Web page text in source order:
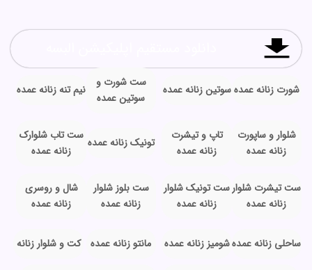
شورت زنانه عمده سوتین زنانه عمده
ست شورت و
سوتین عمده
نیم تنه زنانه عمده
شلوار و ساپورت
زنانه عمده
تاپ و تیشرت
زنانه عمده
تونیک زنانه عمده
ست تاب شلوارک
زنانه عمده
ست تیشرت شلوار
زنانه عمده
ست تونیک شلوار
زنانه عمده
ست بلوز شلوار
زنانه عمده
شال و روسری
زنانه عمده
ساحلی زنانه عمدهشومیز زنانه عمده مانتو زنانه عمده کت و شلوار زنانه